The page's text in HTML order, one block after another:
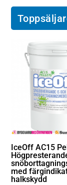
IceOff AC15
med
halkskydd